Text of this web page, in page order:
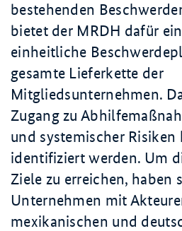
bestehenden
bietet der MRDH dafür
einheitliche
gesamte Lieferkette der
Mitgliedsunternehmen.
Zugang zu
und systemischer Risiken
identifiziert werden. Um
Ziele zu erreichen, haben
Unternehmen mit
mexikanischen und